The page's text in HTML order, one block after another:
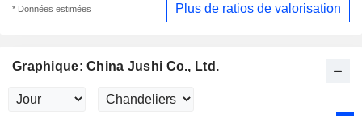
* Données estimées Plus de ratios de valorisation
Graphique: China Jushi Co., Ltd.